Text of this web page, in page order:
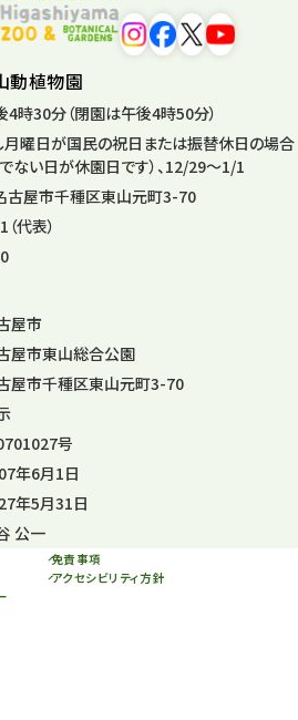
動植物園
時30分（閉園は午後4時50分）
月曜日が国民の祝日または振替休日の場合
ない日が休園日です）、12/29～1/1
古屋市千種区東山元町3-70
代表）
屋市
屋市東山総合公園
屋市千種区東山元町3-70
号
年6月1日
年5月31日
公一
免責事項
アクセシビリティ方針